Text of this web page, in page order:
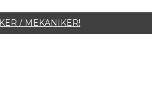
/ MEKANIKER!